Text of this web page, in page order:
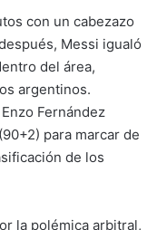
con un cabezazo
Messi igualó
del área,
argentinos.
Fernández
para marcar de
de los
la polémica arbitral,